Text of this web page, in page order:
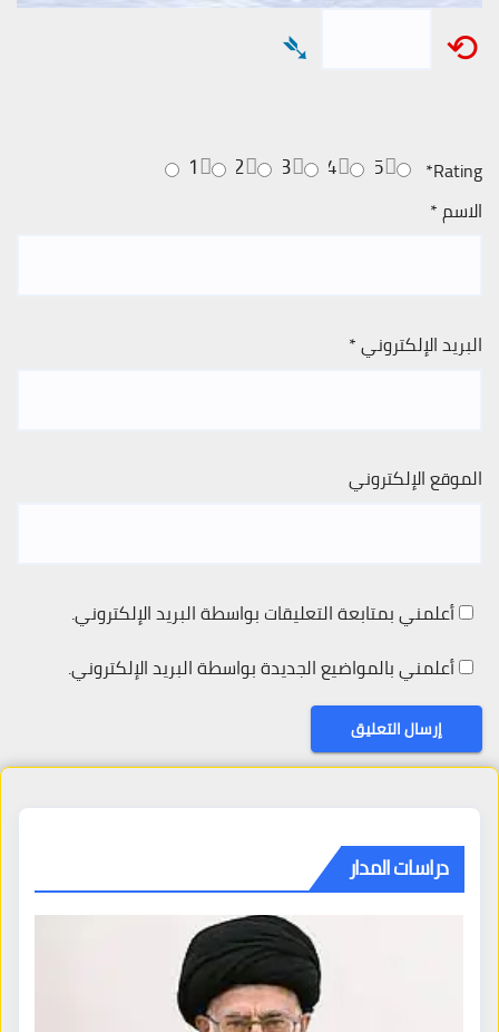
⟲
➴
Rating
*
5
4
3
2
1
الاسم*
البريد الإلكتروني*
الموقع الإلكتروني
أعلمني بمتابعة التعليقات بواسطة البريد الإلكتروني.
أعلمني بالمواضيع الجديدة بواسطة البريد الإلكتروني.
دراسات المدار